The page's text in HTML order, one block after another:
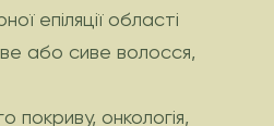
епіляції області
або сиве волосся,
покриву, онкологія,